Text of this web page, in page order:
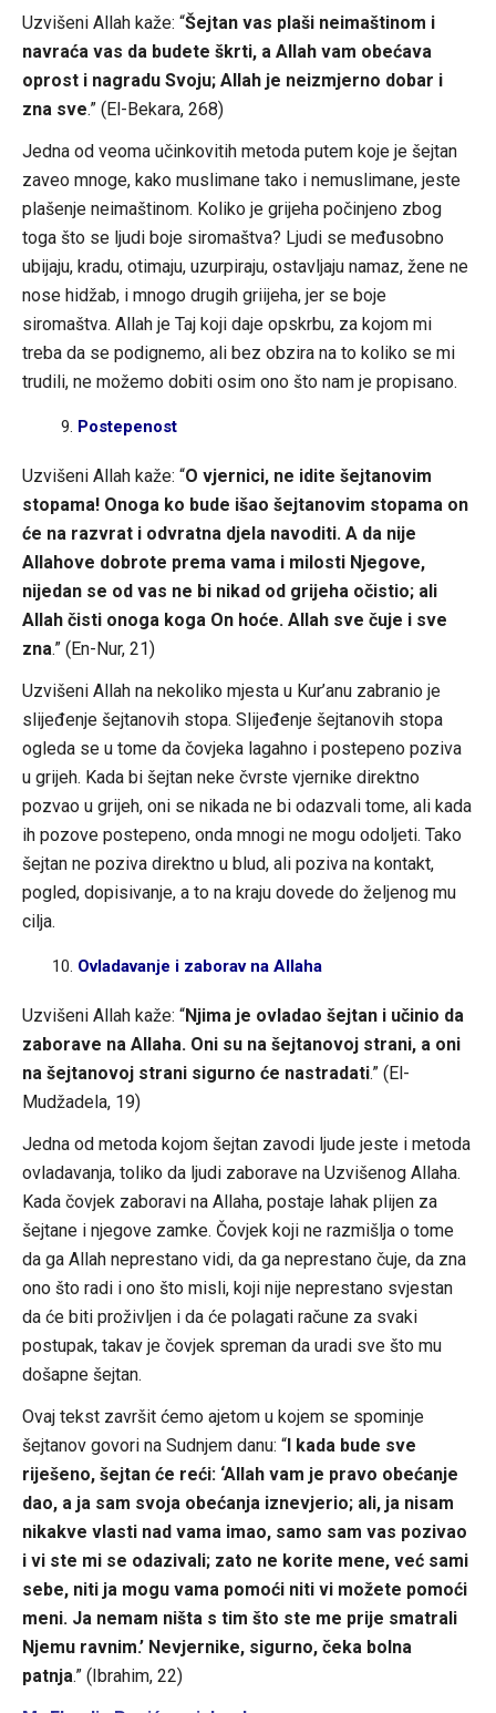
Uzvišeni Allah kaže: “Šejtan vas plaši neimaštinom i
navraća vas da budete škrti, a Allah vam obećava
oprost i nagradu Svoju; Allah je neizmjerno dobar i
zna sve.” (El-Bekara, 268)
Jedna od veoma učinkovitih metoda putem koje je šejtan
zaveo mnoge, kako muslimane tako i nemuslimane, jeste
plašenje neimaštinom. Koliko je grijeha počinjeno zbog
toga što se ljudi boje siromaštva? Ljudi se međusobno
ubijaju, kradu, otimaju, uzurpiraju, ostavljaju namaz, žene ne
nose hidžab, i mnogo drugih griijeha, jer se boje
siromaštva. Allah je Taj koji daje opskrbu, za kojom mi
treba da se podignemo, ali bez obzira na to koliko se mi
trudili, ne možemo dobiti osim ono što nam je propisano.
Postepenost
Uzvišeni Allah kaže: “O vjernici, ne idite šejtanovim
stopama! Onoga ko bude išao šejtanovim stopama on
će na razvrat i odvratna djela navoditi. A da nije
Allahove dobrote prema vama i milosti Njegove,
nijedan se od vas ne bi nikad od grijeha očistio; ali
Allah čisti onoga koga On hoće. Allah sve čuje i sve
zna.” (En-Nur, 21)
Uzvišeni Allah na nekoliko mjesta u Kur’anu zabranio je
slijeđenje šejtanovih stopa. Slijeđenje šejtanovih stopa
ogleda se u tome da čovjeka lagahno i postepeno poziva
u grijeh. Kada bi šejtan neke čvrste vjernike direktno
pozvao u grijeh, oni se nikada ne bi odazvali tome, ali kada
ih pozove postepeno, onda mnogi ne mogu odoljeti. Tako
šejtan ne poziva direktno u blud, ali poziva na kontakt,
pogled, dopisivanje, a to na kraju dovede do željenog mu
cilja.
Ovladavanje i zaborav na Allaha
Uzvišeni Allah kaže: “Njima je ovladao šejtan i učinio da
zaborave na Allaha. Oni su na šejtanovoj strani, a oni
na šejtanovoj strani sigurno će nastradati.” (El-
Mudžadela, 19)
Jedna od metoda kojom šejtan zavodi ljude jeste i metoda
ovladavanja, toliko da ljudi zaborave na Uzvišenog Allaha.
Kada čovjek zaboravi na Allaha, postaje lahak plijen za
šejtane i njegove zamke. Čovjek koji ne razmišlja o tome
da ga Allah neprestano vidi, da ga neprestano čuje, da zna
ono što radi i ono što misli, koji nije neprestano svjestan
da će biti proživljen i da će polagati račune za svaki
postupak, takav je čovjek spreman da uradi sve što mu
došapne šejtan.
Ovaj tekst završit ćemo ajetom u kojem se spominje
šejtanov govori na Sudnjem danu: “I kada bude sve
riješeno, šejtan će reći: ‘Allah vam je pravo obećanje
dao, a ja sam svoja obećanja iznevjerio; ali, ja nisam
nikakve vlasti nad vama imao, samo sam vas pozivao
i vi ste mi se odazivali; zato ne korite mene, već sami
sebe, niti ja mogu vama pomoći niti vi možete pomoći
meni. Ja nemam ništa s tim što ste me prije smatrali
Njemu ravnim.’ Nevjernike, sigurno, čeka bolna
patnja.” (Ibrahim, 22)